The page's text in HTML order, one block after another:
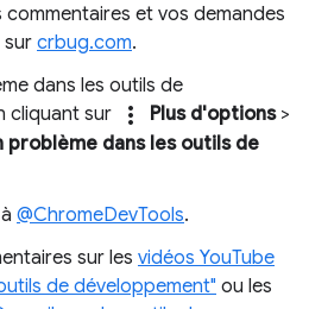
commentaires et vos demandes
sur crbug.com.
dans les outils de
cliquant sur
more_vert Plus d'options>
problème dans les outils de
@ChromeDevTools.
sur les vidéos YouTube
de développement" ou les